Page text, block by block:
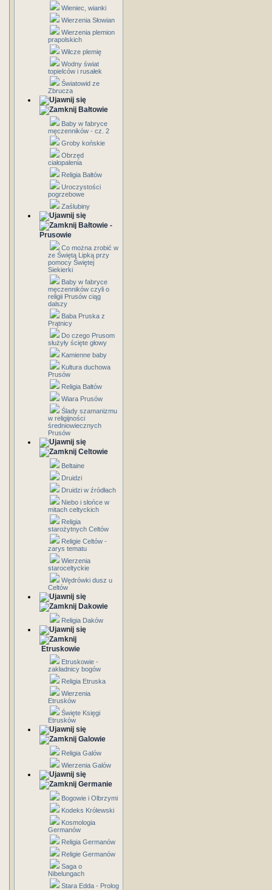
Wieniec, wianki
Wierzenia Słowian
Wierzenia plemion
prapolskich
Wilcze plemię
Wodny świat
topielców i rusałek
Światowid ze
Zbrucza
Bałtowie
Baby w fabryce
męczenników - cz. 2
Groby końskie
Obrzęd
ciałopalenia
Religia Bałtów
Uroczystości
pogrzebowe
Zaślubiny
Bałtowie -
Prusowie
Co można zrobić w
ze Świętą Lipką przy
pomocy Świętej
Siekierki
Baby w fabryce
męczenników czyli o
religii Prusów ciąg
dalszy
Baba Pruska z
Prątnicy
Do czego Prusom
służyły ścięte głowy
Kamienne baby
Kultura duchowa
Prusów
Religia Bałtów
Wiara Prusów
Ślady szamanizmu
w religijności
średniowiecznych
Prusów
Celtowie
Beltaine
Druidzi
Druidzi w źródłach
Niebo i słońce w
mitach celtyckich
Religia
starożytnych Celtów
Religie Celtów -
zarys tematu
Wierzenia
staroceltyckie
Wędrówki dusz u
Celtów
Dakowie
Religia Daków
Etruskowie
Etruskowie -
zakładnicy bogów
Religia Etruska
Wierzenia
Etrusków
Święte Księgi
Etrusków
Galowie
Religia Galów
Wierzenia Galów
Germanie
Bogowie i Olbrzymi
Kodeks Królewski
Kosmologia
Germanów
Religia Germanów
Religie Germanów
Saga o
Nibelungach
Stara Edda - Prolog